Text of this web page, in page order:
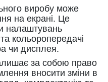
виробу може
на екрані. Це
налаштувань
кольоропередачі
чи дисплея.
за собою право
вносити зміни в